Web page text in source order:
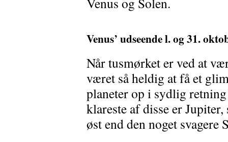
Venus’ udseende l. og 31.
Når tusmørket er ved at
været så heldig at få et
planeter op i sydlig
klareste af disse er
øst end den noget svagere